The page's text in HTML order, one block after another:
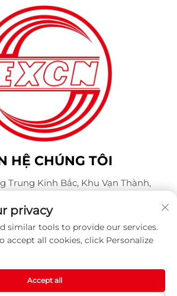
HỆ CHÚNG TÔI
Trung Kinh Bắc, Khu Vạn Thành,
0491-999
ty TNHH Động cơ Weite Chống Nổ
được bảo lưu -
privacy
similar tools to provide our services.
accept all cookies, click Personalize
Accept all